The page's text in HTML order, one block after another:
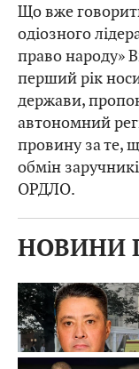
Що вже
одіозного
право народу»
перший рік
держави,
автономний
провину за те,
обмін
ОРДЛО.
НОВИНИ